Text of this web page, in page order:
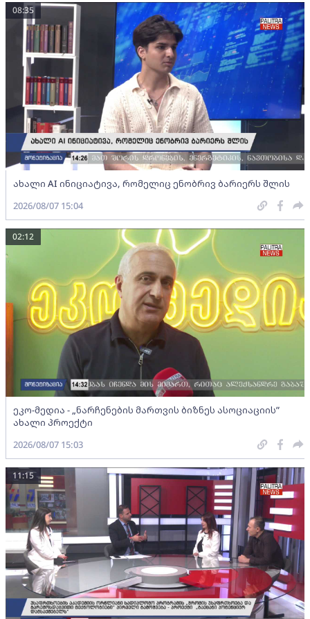
ახალი AI ინიციატივა, რომელიც ენობრივ ბარიერს შლის
08:35
2026/08/07 15:04
ეკო-მედია - „ნარჩენების მართვის ბიზნეს ასოციაციის”
ახალი პროექტი
02:12
2026/08/07 15:03
11:15